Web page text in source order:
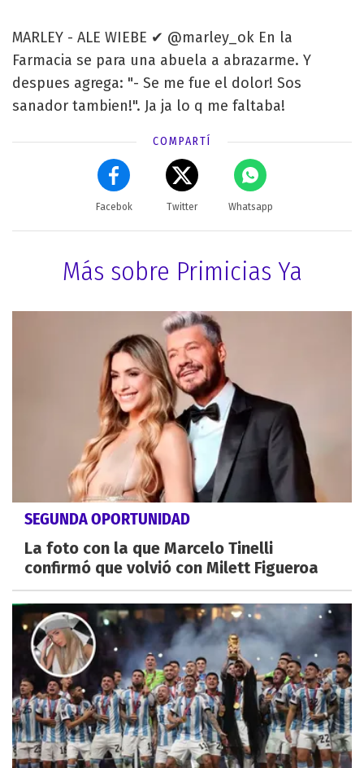
MARLEY - ALE WIEBE ✔ @marley_ok En la
Farmacia se para una abuela a abrazarme. Y
despues agrega: "- Se me fue el dolor! Sos
sanador tambien!". Ja ja lo q me faltaba!
COMPARTÍ
Facebok Twitter Whatsapp
Más sobre Primicias Ya
SEGUNDA OPORTUNIDAD
La foto con la que Marcelo Tinelli
confirmó que volvió con Milett Figueroa